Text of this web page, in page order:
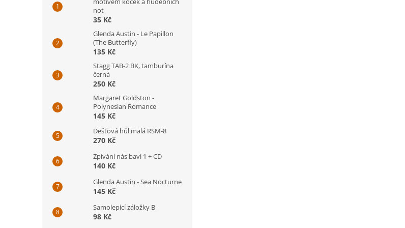
not
35 Kč
Glenda Austin - Le Papillon
(The Butterfly)
135 Kč
Stagg TAB-2 BK, tamburína
černá
250 Kč
Margaret Goldston -
Polynesian Romance
145 Kč
Dešťová hůl malá RSM-8
270 Kč
Zpívání nás baví 1 + CD
140 Kč
Glenda Austin - Sea Nocturne
145 Kč
Samolepící záložky B
98 Kč